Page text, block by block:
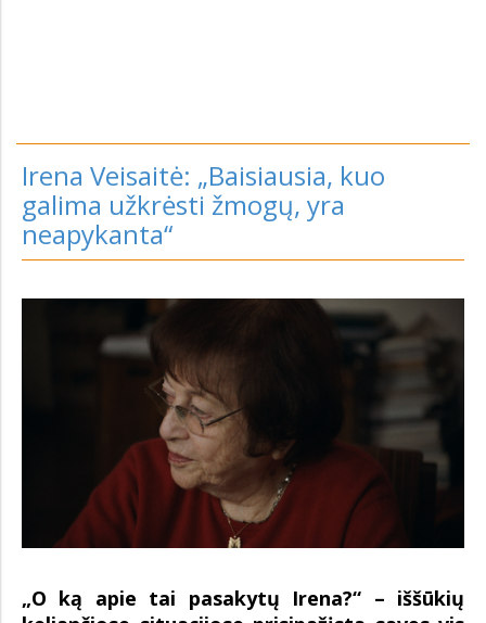
Irena Veisaitė: „Baisiausia, kuo
galima užkrėsti žmogų, yra
neapykanta“
„O ką apie tai pasakytų Irena?“ – iššūkių